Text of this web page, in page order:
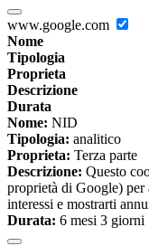
www.google.com
Nome
Tipologia
Proprieta
Descrizione
Durata
Nome: NID
Tipologia: analitico
Proprieta: Terza parte
Descrizione: Questo
proprietà di Google)
interessi e mostrarti
Durata: 6 mesi 3 giorni